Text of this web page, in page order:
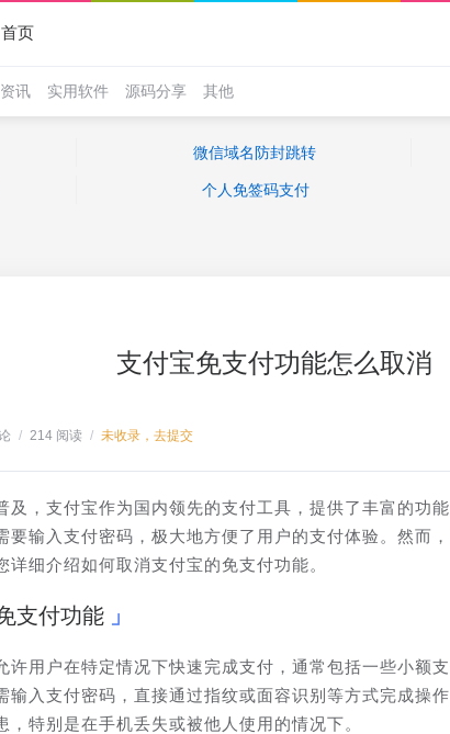
首页
讯 实用软件 源码分享 其他
微信域名防封跳转
个人免签码支付
支付宝免支付功能怎么取消
/ 214 阅读 / 未收录，去提交
及，支付宝作为国内领先的支付工具，提供了丰富的功
要输入支付密码，极大地方便了用户的支付体验。然而
详细介绍如何取消支付宝的免支付功能。
支付功能
许用户在特定情况下快速完成支付，通常包括一些小额
输入支付密码，直接通过指纹或面容识别等方式完成操
，特别是在手机丢失或被他人使用的情况下。